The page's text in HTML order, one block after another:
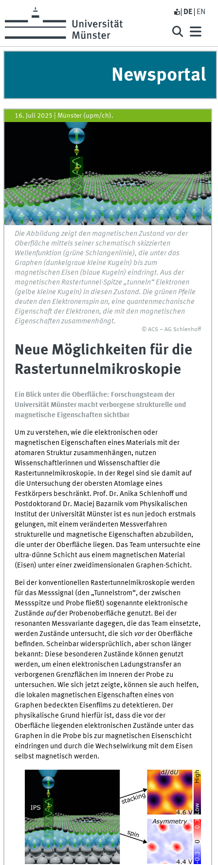
DE EN
Newsportal
16. Juli 2025 Münster (upm/ch).
Die Abbildung zeigt den magnetischen Zustand vor der
Oberfläche mittels seiner schematisch skizzierten
Wellenfunktion (grüne Schlangenlinie), die unter das
Graphen (dunkelgraue kleine Kugeln) bis zum
magnetischen Eisen (blaue Kugeln) eindringt. Aus der
magnetischen Rastertunnel-Spitze „tunneln“ Elektronen
(gelbe kleine Kugeln) in diesen Zustand. Die grünen Pfeile
deuten den Elektronenspin an, eine quantenmechanische
Eigenschaft der Elektronen, die mit den magnetischen
Eigenschaften zusammenhängt.
© ACS – AG Schlenhoff
Neue Möglichkeiten für die
Rastertunnelmikroskopie
Ein Blick unter die Oberfläche: Forschungsteam der
Universität Münster macht verborgene strukturelle und
magnetische Eigenschaften sichtbar
Um zu verstehen, wie die elektronischen oder
magnetischen Eigenschaften eines Materials mit der
atomaren Struktur zusammenhängen, nutzen
Wissenschaftlerinnen und Wissenschaftler die
Rastertunnelmikroskopie. In der Regel sind sie damit auf
die Untersuchung der obersten Atomlage eines
Festkörpers beschränkt. Prof. Dr. Anika Schlenhoff und
Postdoktorand Dr. Maciej Bazarnik vom Physikalischen
Institut der Universität Münster ist es nun jedoch erstmals
gelungen, mit einem veränderten Messverfahren
strukturelle und magnetische Eigenschaften abzubilden,
die unter der Oberfläche liegen. Das Team untersuchte eine
ultra-dünne Schicht aus einem magnetischen Material
(Eisen) unter einer zweidimensionalen Graphen-Schicht.
Bei der konventionellen Rastertunnelmikroskopie werden
für das Messsignal (den „Tunnelstrom“, der zwischen
Messspitze und Probe fließt) sogenannte elektronische
Zuständeaufder Probenoberfläche genutzt. Bei der
resonanten Messvariante dagegen, die das Team einsetzte,
werden Zustände untersucht, die sich vorder Oberfläche
befinden. Scheinbar widersprüchlich, aber schon länger
bekannt: Diese besonderen Zustände können genutzt
werden, um einen elektronischen Ladungstransfer an
verborgenen Grenzflächen im Inneren der Probe zu
untersuchen. Wie sich jetzt zeigte, können sie auch helfen,
die lokalen magnetischen Eigenschaften eines von
Graphen bedeckten Eisenfilms zu detektieren. Der
physikalische Grund hierfür ist, dass die vor der
Oberfläche liegenden elektronischen Zustände unter das
Graphen in die Probe bis zur magnetischen Eisenschicht
eindringen und durch die Wechselwirkung mit dem Eisen
selbst magnetisch werden.